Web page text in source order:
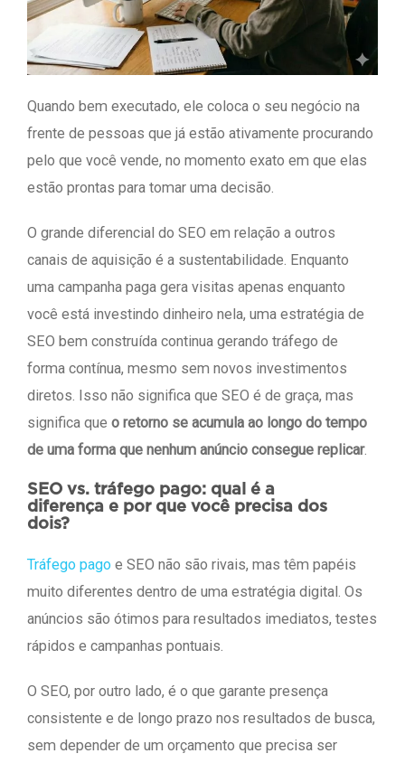
Quando bem executado, ele coloca o seu negócio na
frente de pessoas que já estão ativamente procurando
pelo que você vende, no momento exato em que elas
estão prontas para tomar uma decisão.
O grande diferencial do SEO em relação a outros
canais de aquisição é a sustentabilidade. Enquanto
uma campanha paga gera visitas apenas enquanto
você está investindo dinheiro nela, uma estratégia de
SEO bem construída continua gerando tráfego de
forma contínua, mesmo sem novos investimentos
diretos. Isso não significa que SEO é de graça, mas
significa que o retorno se acumula ao longo do tempo
de uma forma que nenhum anúncio consegue replicar.
SEO vs. tráfego pago: qual é a
diferença e por que você precisa dos
dois?
Tráfego pago e SEO não são rivais, mas têm papéis
muito diferentes dentro de uma estratégia digital. Os
anúncios são ótimos para resultados imediatos, testes
rápidos e campanhas pontuais.
O SEO, por outro lado, é o que garante presença
consistente e de longo prazo nos resultados de busca,
sem depender de um orçamento que precisa ser